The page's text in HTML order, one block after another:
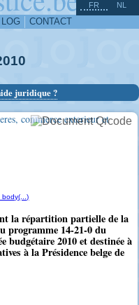
CONTACT
FR NL
juridique ?
commerce exterieur et
la répartition partielle de la
programme 14-21-0 du
budgétaire 2010 et destinée à
à la Présidence belge de
^